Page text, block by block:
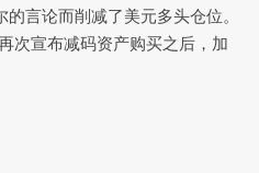
言论而削减了美元多头仓位。
次宣布减码资产购买之后，加